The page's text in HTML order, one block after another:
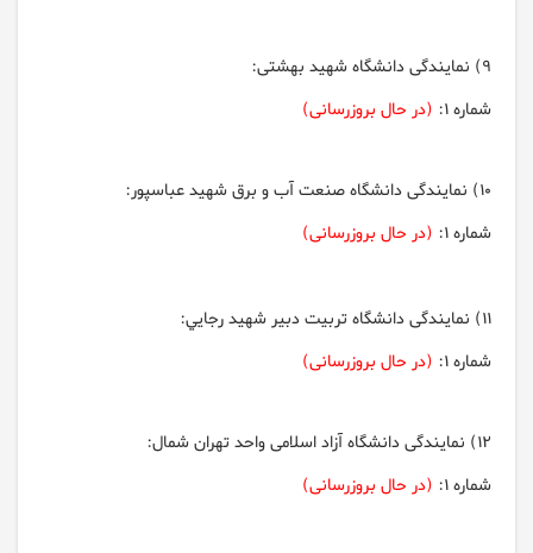
9) نمايندگی دانشگاه شهيد بهشتی:
شماره 1:
(در حال بروزرسانی)
10) نمايندگی دانشگاه صنعت آب و برق شهيد عباسپور:
شماره 1:
(در حال بروزرسانی)
11) نمايندگی دانشگاه تربيت دبير شهيد رجايي
:
شماره 1:
(در حال بروزرسانی)
12) نمايندگی دانشگاه آزاد اسلامی واحد تهران شمال:
شماره 1:
(در حال بروزرسانی)